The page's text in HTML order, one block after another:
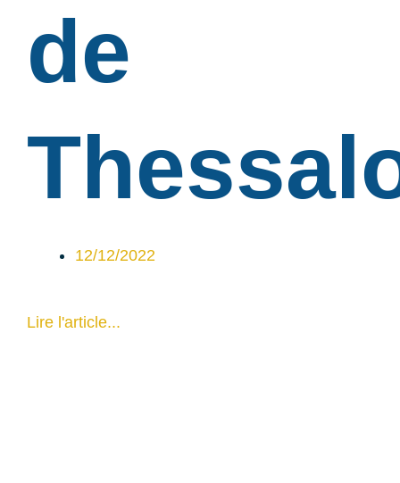
de
12/12/2022
Lire l'article...